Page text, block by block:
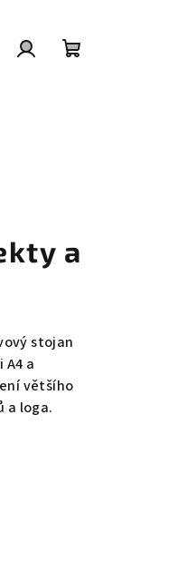
a
stojan
a
většího
a loga.